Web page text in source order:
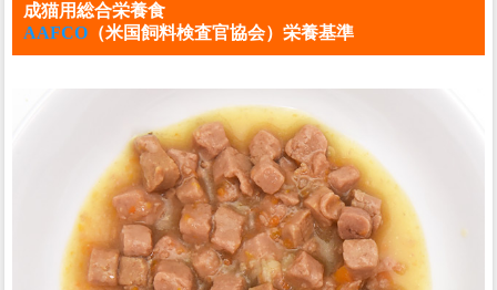
成猫用総合栄養食
AAFCO （米国飼料検査官協会）栄養基準